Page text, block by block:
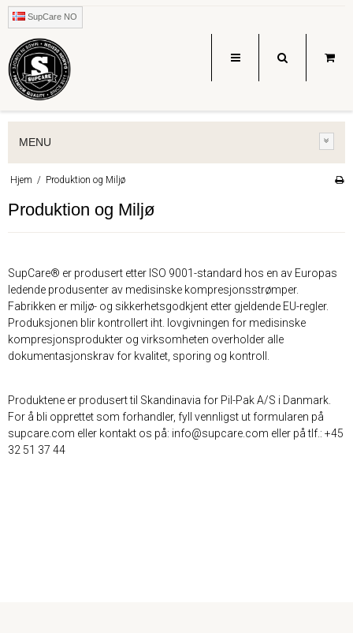
SupCare NO
MENU
Hjem / Produktion og Miljø
Produktion og Miljø
SupCare® er produsert etter ISO 9001-standard hos en av Europas
ledende produsenter av medisinske kompresjonsstrømper.
Fabrikken er miljø- og sikkerhetsgodkjent etter gjeldende EU-regler.
Produksjonen blir kontrollert iht. lovgivningen for medisinske
kompresjonsprodukter og virksomheten overholder alle
dokumentasjonskrav for kvalitet, sporing og kontroll.
Produktene er produsert til Skandinavia for Pil-Pak A/S i Danmark.
For å bli opprettet som forhandler, fyll vennligst ut formularen på
supcare.com eller kontakt os på: info@supcare.com eller på tlf.: +45
32 51 37 44